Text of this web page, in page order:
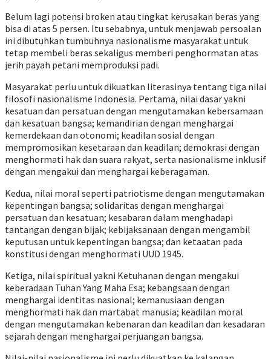
Belum lagi potensi broken atau tingkat kerusakan beras yang
bisa di atas 5 persen. Itu sebabnya, untuk menjawab persoalan
ini dibutuhkan tumbuhnya nasionalisme masyarakat untuk
tetap membeli beras sekaligus memberi penghormatan atas
jerih payah petani memproduksi padi.
Masyarakat perlu untuk dikuatkan literasinya tentang tiga nilai
filosofi nasionalisme Indonesia. Pertama, nilai dasar yakni
kesatuan dan persatuan dengan mengutamakan kebersamaan
dan kesatuan bangsa; kemandirian dengan menghargai
kemerdekaan dan otonomi; keadilan sosial dengan
mempromosikan kesetaraan dan keadilan; demokrasi dengan
menghormati hak dan suara rakyat, serta nasionalisme inklusif
dengan mengakui dan menghargai keberagaman.
Kedua, nilai moral seperti patriotisme dengan mengutamakan
kepentingan bangsa; solidaritas dengan menghargai
persatuan dan kesatuan; kesabaran dalam menghadapi
tantangan dengan bijak; kebijaksanaan dengan mengambil
keputusan untuk kepentingan bangsa; dan ketaatan pada
konstitusi dengan menghormati UUD 1945.
Ketiga, nilai spiritual yakni Ketuhanan dengan mengakui
keberadaan Tuhan Yang Maha Esa; kebangsaan dengan
menghargai identitas nasional; kemanusiaan dengan
menghormati hak dan martabat manusia; keadilan moral
dengan mengutamakan kebenaran dan keadilan dan kesadaran
sejarah dengan menghargai perjuangan bangsa.